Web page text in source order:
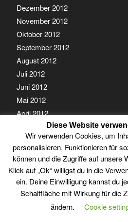
Dezember 2012
November 2012
Oktober 2012
September 2012
August 2012
Juli 2012
Juni 2012
Mai 2012
April 2012
März 2012
Februar 2012
Januar 2012
© Copyright - Guben Online
Diese Website
Wir verwenden Cookies, um
personalisieren, Funktionieren für
können und die Zugriffe auf unsere
Klick auf „Ok“ willigst du in die
ein. Deine Einwilligung kannst du
Schaltfläche mit Wirkung für die
ändern.
Cookie